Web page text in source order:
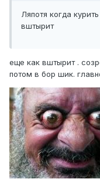
Ляпотя когда
вштырит
еще как вштырит .
потом в бор шик.